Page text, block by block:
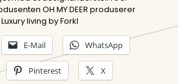
OH MY DEER produserer
living by Forkl
E-Mail WhatsApp
Pinterest X